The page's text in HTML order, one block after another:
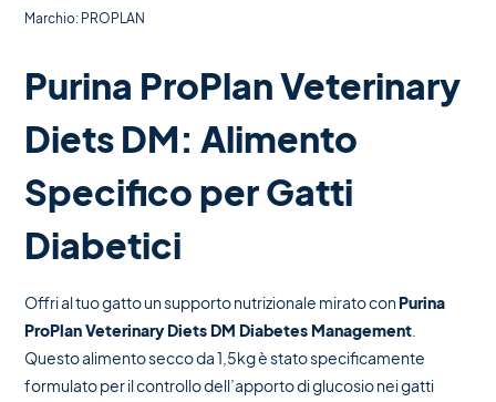
Marchio: PROPLAN
Purina ProPlan Veterinary
Diets DM: Alimento
Specifico per Gatti
Diabetici
Offri al tuo gatto un supporto nutrizionale mirato con Purina
ProPlan Veterinary Diets DM Diabetes Management
Questo alimento secco da 1,5kg è stato specificamente
formulato per il controllo dell’apporto di glucosio nei gatti